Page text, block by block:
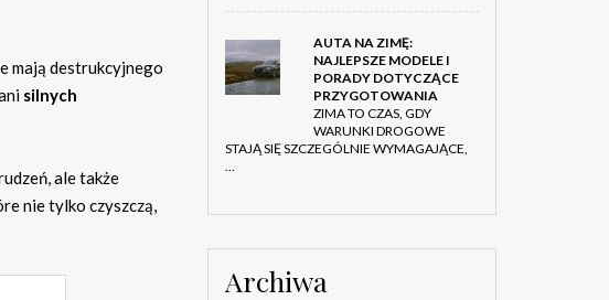
mają destrukcyjnego
silnych
ale także
nie tylko czyszczą,
AUTA NA ZIMĘ:
NAJLEPSZE MODELE I
PORADY DOTYCZĄCE
PRZYGOTOWANIA
ZIMA TO CZAS, GDY
WARUNKI DROGOWE
STAJĄ SIĘ SZCZEGÓLNIE WYMAGAJĄCE,
…
Archiwa